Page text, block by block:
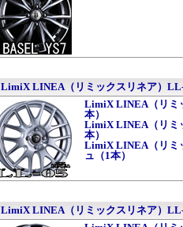
LimiX LINEA（リミックスリネア）
LimiX LINEA（リミ
本）
LimiX LINEA（リミ
本）
LimiX LINEA（リミ
ュ（1本）
LimiX LINEA（リミックスリネア）